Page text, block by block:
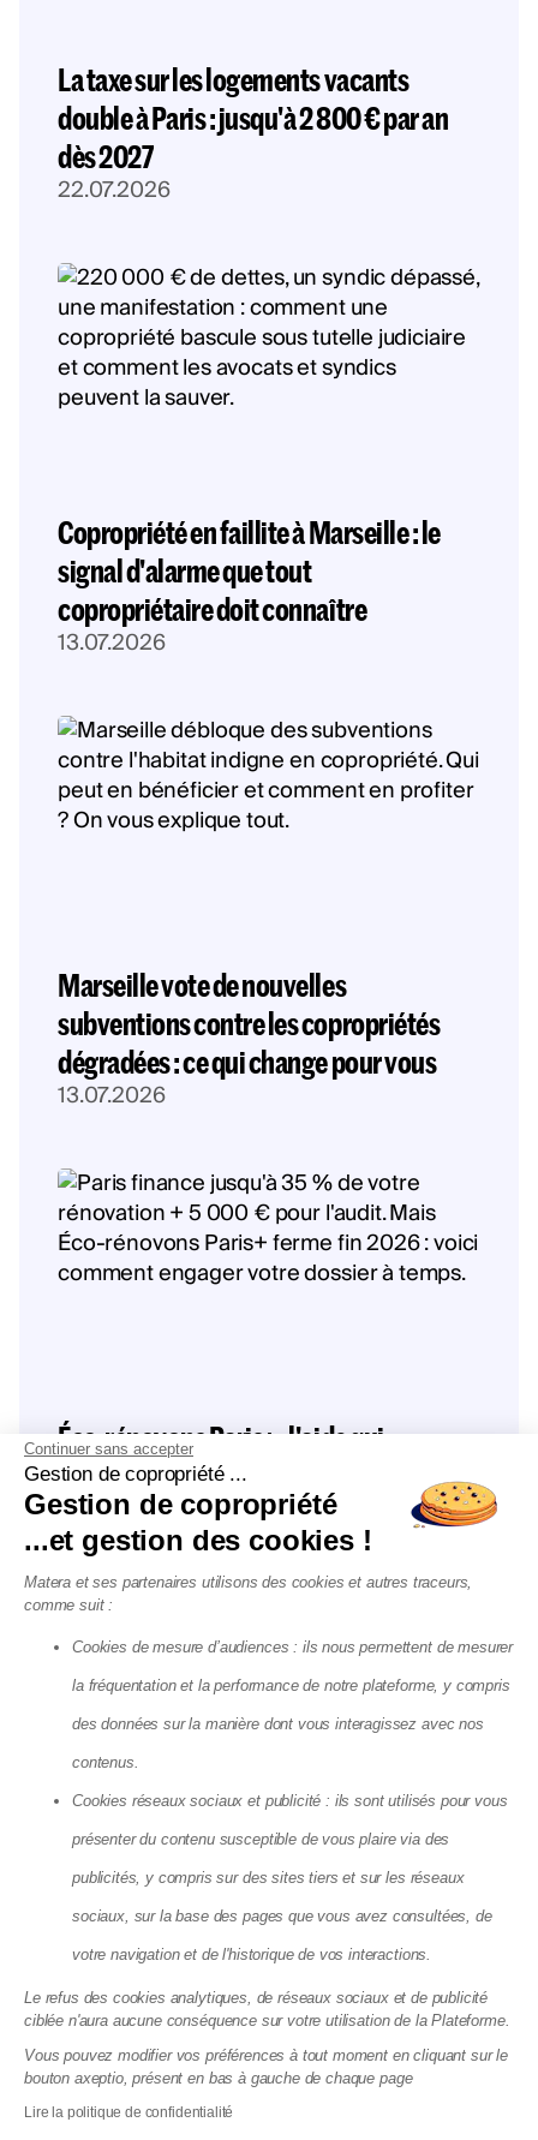
La taxe sur les logements vacants
double à Paris : jusqu'à 2 800 € par an
dès 2027
22.07.2026
Copropriété en faillite à Marseille : le
signal d'alarme que tout
copropriétaire doit connaître
13.07.2026
Marseille vote de nouvelles
subventions contre les copropriétés
dégradées : ce qui change pour vous
13.07.2026
Éco-rénovons Paris+ : l'aide qui
finance jusqu'à 35 % de vos travaux
disparaît fin 2026
10.07.2026
Copropriété : la réforme qui va enfin
débloquer vos travaux en 2026
10.07.2026
Continuer sans accepter
Gestion de copropriété ...
Gestion de copropriété
...et gestion des cookies !
Matera et ses partenaires utilisons des cookies et autres traceurs,
comme suit :
Cookies de mesure d’audiences : ils nous permettent de mesurer
la fréquentation et la performance de notre plateforme, y compris
des données sur la manière dont vous interagissez avec nos
contenus.
Cookies réseaux sociaux et publicité : ils sont utilisés pour vous
présenter du contenu susceptible de vous plaire via des
publicités, y compris sur des sites tiers et sur les réseaux
sociaux, sur la base des pages que vous avez consultées, de
votre navigation et de l'historique de vos interactions.
Le refus des cookies analytiques, de réseaux sociaux et de publicité
ciblée n'aura aucune conséquence sur votre utilisation de la Plateforme.
Vous pouvez modifier vos préférences à tout moment en cliquant sur le
bouton axeptio, présent en bas à gauche de chaque page
Lire la politique de confidentialité